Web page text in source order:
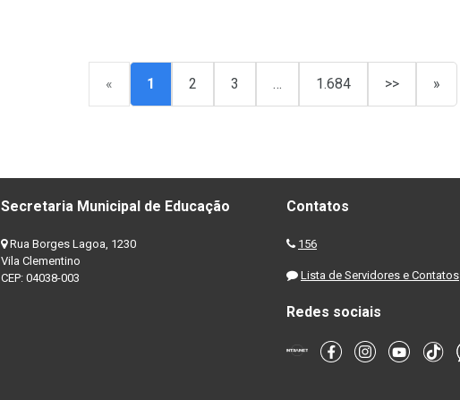
« 1 2 3 … 1.684 >> »
Secretaria Municipal de Educação
Rua Borges Lagoa, 1230
Vila Clementino
CEP: 04038-003
Contatos
156
Lista de Servidores e Contatos
Redes sociais